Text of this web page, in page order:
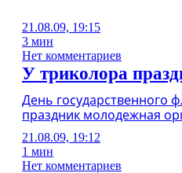
21.08.09, 19:15
3 мин
Нет комментариев
У триколора
День государственного
праздник молодежная
21.08.09, 19:12
1 мин
Нет комментариев